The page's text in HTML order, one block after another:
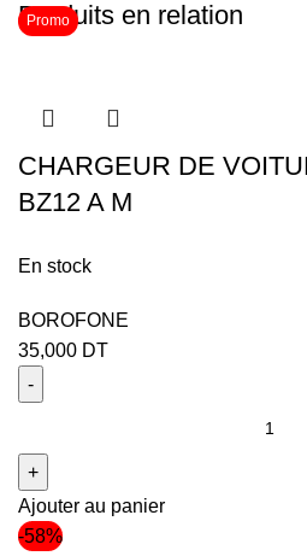
Produits en relation
CHARGEUR DE
BZ12 A M
En stock
BOROFONE
35,000 DT
Ajouter au panier
-58%
Promo